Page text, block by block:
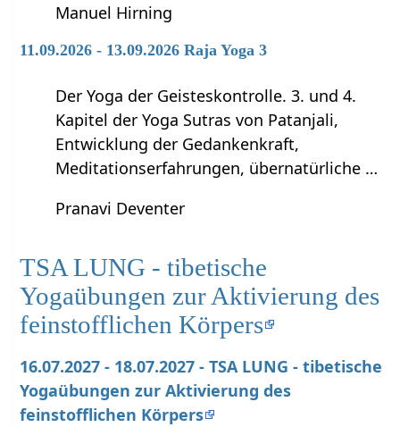
Manuel Hirning
11.09.2026 - 13.09.2026 Raja Yoga 3
Der Yoga der Geisteskontrolle. 3. und 4.
Kapitel der Yoga Sutras von Patanjali,
Entwicklung der Gedankenkraft,
Meditationserfahrungen, übernatürliche …
Pranavi Deventer
TSA LUNG - tibetische
Yogaübungen zur Aktivierung des
feinstofflichen Körpers
16.07.2027 - 18.07.2027 - TSA LUNG - tibetische
Yogaübungen zur Aktivierung des
feinstofflichen Körpers